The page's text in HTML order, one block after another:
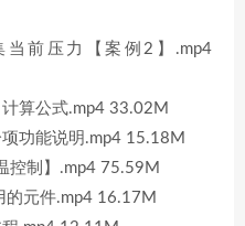
当前压力【案例2】.mp4
算公式.mp4 33.02M
功能说明.mp4 15.18M
控制】.mp4 75.59M
的元件.mp4 16.17M